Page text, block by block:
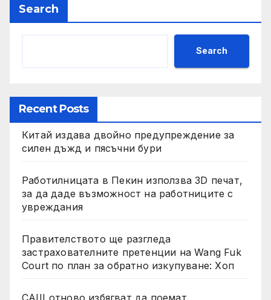
Search
Search
Recent Posts
Китай издава двойно предупреждение за
силен дъжд и пясъчни бури
Работилницата в Пекин използва 3D печат,
за да даде възможност на работниците с
увреждания
Правителството ще разгледа
застрахователните претенции на Wang Fuk
Court по план за обратно изкупуване: Хоп
САЩ отново избягват да поемат